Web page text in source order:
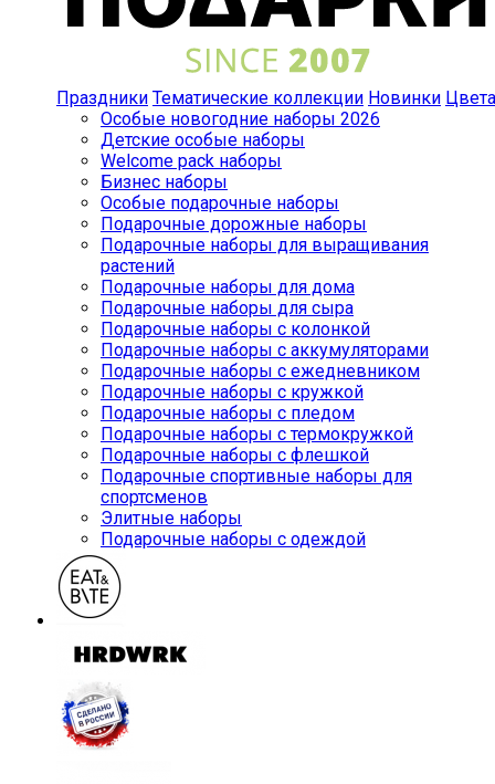
Праздники Тематические коллекции Новинки Цвета
Особые новогодние наборы 2026
Детские особые наборы
Welcome pack наборы
Бизнес наборы
Особые подарочные наборы
Подарочные дорожные наборы
Подарочные наборы для выращивания
растений
Подарочные наборы для дома
Подарочные наборы для сыра
Подарочные наборы с колонкой
Подарочные наборы с аккумуляторами
Подарочные наборы с ежедневником
Подарочные наборы с кружкой
Подарочные наборы с пледом
Подарочные наборы с термокружкой
Подарочные наборы с флешкой
Подарочные спортивные наборы для
спортсменов
Элитные наборы
Подарочные наборы с одеждой